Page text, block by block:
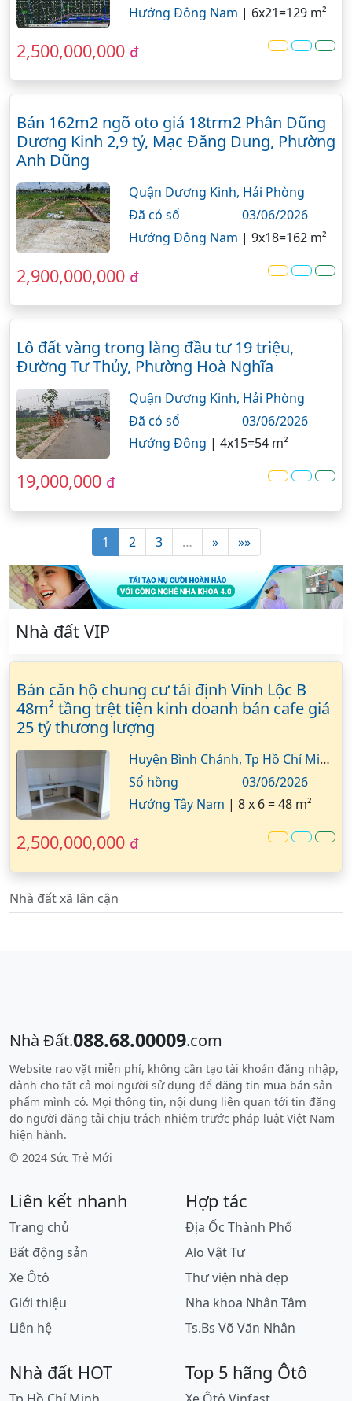
Hướng Đông Nam | 6x21=129 m²
2,500,000,000 đ
Bán 162m2 ngõ oto giá 18trm2 Phân Dũng
Dương Kinh 2,9 tỷ, Mạc Đăng Dung, Phường
Anh Dũng
Quận Dương Kinh, Hải Phòng
Đã có sổ
03/06/2026
Hướng Đông Nam |9x18=162 m²
2,900,000,000 đ
Lô đất vàng trong làng đầu tư 19 triệu,
Đường Tư Thủy, Phường Hoà Nghĩa
Quận Dương Kinh, Hải Phòng
Đã có sổ
03/06/2026
Hướng Đông |4x15=54 m²
19,000,000 đ
1 2 3 … » »»
Nhà đất VIP
Bán căn hộ chung cư tái định Vĩnh Lộc B
48m² tầng trệt tiện kinh doanh bán cafe giá
25 tỷ thương lượng
Huyện Bình Chánh,Tp Hồ Chí Minh
Sổ hồng
03/06/2026
Hướng Tây Nam |8 x 6 = 48 m²
2,500,000,000 đ
Nhà đất xã lân cận
Nhà Đất.088.68.00009.com
Website rao vặt miễn phí, không cần tạo tài khoản đăng nhập,
dành cho tất cả mọi người sử dụng để đăng tin mua bán sản
phẩm mình có. Mọi thông tin, nội dung liên quan tới tin đăng
do người đăng tải chịu trách nhiệm trước pháp luật Việt Nam
hiện hành.
© 2024 Sức Trẻ Mới
Liên kết nhanh
Trang chủ
Bất động sản
Xe Ôtô
Giới thiệu
Liên hệ
Hợp tác
Địa Ốc Thành Phố
Alo Vật Tư
Thư viện nhà đẹp
Nha khoa Nhân Tâm
Ts.Bs Võ Văn Nhân
Nhà đất HOT Top 5 hãng Ôtô